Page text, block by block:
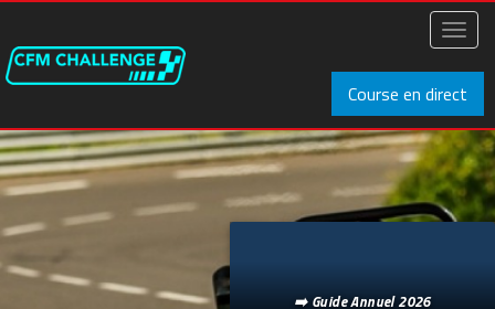
Aller
principal
Course en direct
➡️ Guide Annuel 2026